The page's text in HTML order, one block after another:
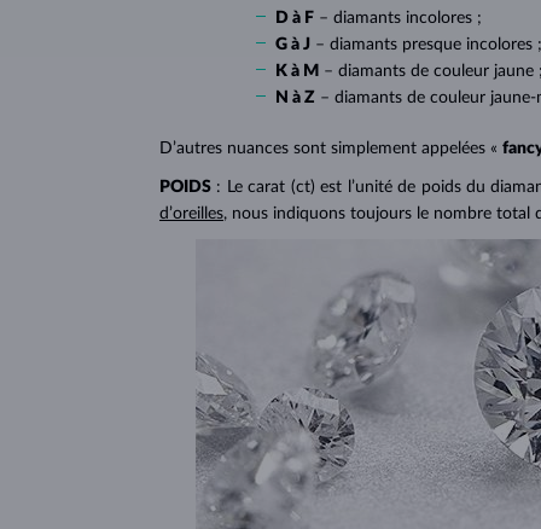
D à F – diamants incolores ;
G à J – diamants presque incolores ;
K à M – diamants de couleur jaune ;
N à Z – diamants de couleur jaune-
D’autres nuances sont simplement appelées «
POIDS : Le carat (ct) est l’unité de poids du
d’oreilles, nous indiquons toujours le nombre total